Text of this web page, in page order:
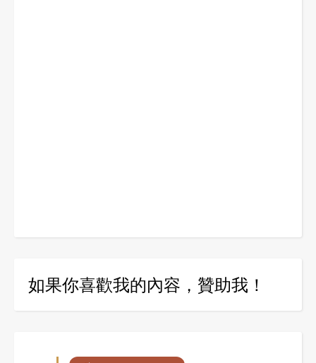
如果你喜歡我的內容，贊助我！